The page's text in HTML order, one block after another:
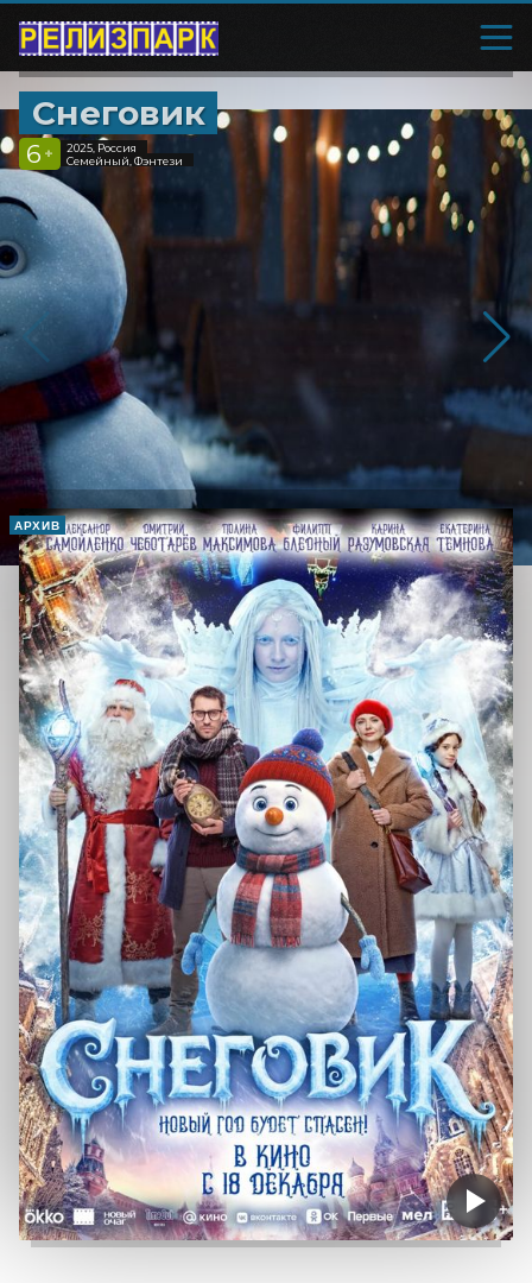
Снеговик
6 +
2025, Россия
Семейный, Фэнтези
АРХИВ